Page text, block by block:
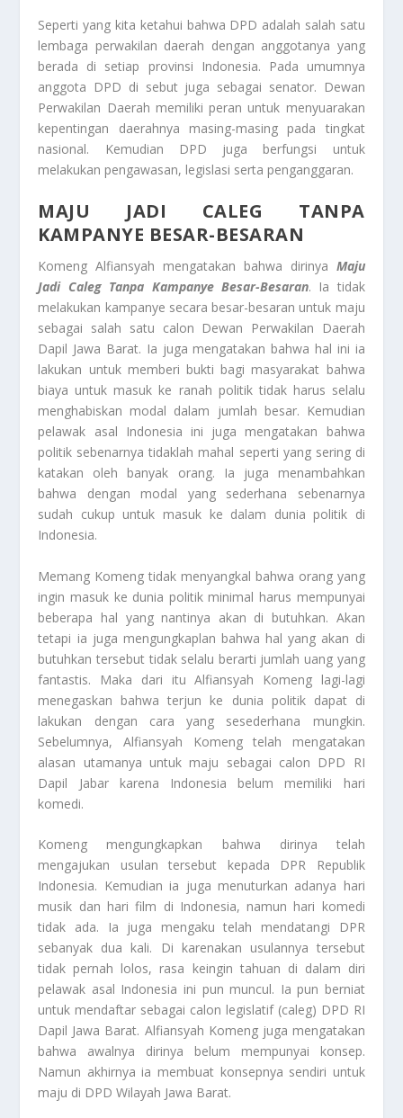
Seperti yang kita ketahui bahwa DPD adalah salah satu
lembaga perwakilan daerah dengan anggotanya yang
berada di setiap provinsi Indonesia. Pada umumnya
anggota DPD di sebut juga sebagai senator. Dewan
Perwakilan Daerah memiliki peran untuk menyuarakan
kepentingan daerahnya masing-masing pada tingkat
nasional. Kemudian DPD juga berfungsi untuk
melakukan pengawasan, legislasi serta penganggaran.
MAJU JADI CALEG TANPA
KAMPANYE BESAR-BESARAN
Komeng Alfiansyah mengatakan bahwa dirinya Maju
Jadi Caleg Tanpa Kampanye Besar-Besaran. Ia tidak
melakukan kampanye secara besar-besaran untuk maju
sebagai salah satu calon Dewan Perwakilan Daerah
Dapil Jawa Barat. Ia juga mengatakan bahwa hal ini ia
lakukan untuk memberi bukti bagi masyarakat bahwa
biaya untuk masuk ke ranah politik tidak harus selalu
menghabiskan modal dalam jumlah besar. Kemudian
pelawak asal Indonesia ini juga mengatakan bahwa
politik sebenarnya tidaklah mahal seperti yang sering di
katakan oleh banyak orang. Ia juga menambahkan
bahwa dengan modal yang sederhana sebenarnya
sudah cukup untuk masuk ke dalam dunia politik di
Indonesia.
Memang Komeng tidak menyangkal bahwa orang yang
ingin masuk ke dunia politik minimal harus mempunyai
beberapa hal yang nantinya akan di butuhkan. Akan
tetapi ia juga mengungkaplan bahwa hal yang akan di
butuhkan tersebut tidak selalu berarti jumlah uang yang
fantastis. Maka dari itu Alfiansyah Komeng lagi-lagi
menegaskan bahwa terjun ke dunia politik dapat di
lakukan dengan cara yang sesederhana mungkin.
Sebelumnya, Alfiansyah Komeng telah mengatakan
alasan utamanya untuk maju sebagai calon DPD RI
Dapil Jabar karena Indonesia belum memiliki hari
komedi.
Komeng mengungkapkan bahwa dirinya telah
mengajukan usulan tersebut kepada DPR Republik
Indonesia. Kemudian ia juga menuturkan adanya hari
musik dan hari film di Indonesia, namun hari komedi
tidak ada. Ia juga mengaku telah mendatangi DPR
sebanyak dua kali. Di karenakan usulannya tersebut
tidak pernah lolos, rasa keingin tahuan di dalam diri
pelawak asal Indonesia ini pun muncul. Ia pun berniat
untuk mendaftar sebagai calon legislatif (caleg) DPD RI
Dapil Jawa Barat. Alfiansyah Komeng juga mengatakan
bahwa awalnya dirinya belum mempunyai konsep.
Namun akhirnya ia membuat konsepnya sendiri untuk
maju di DPD Wilayah Jawa Barat.